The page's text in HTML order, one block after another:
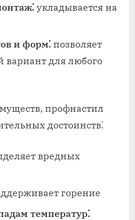
укладывается на
и форм⁚ позволяет
вариант для любого
профнастил
достоинств⁚
вредных
горение
температур⁚